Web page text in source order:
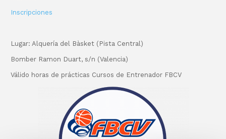
Inscripciones
Lugar: Alquería del Bàsket (Pista Central)
Bomber Ramon Duart, s/n (Valencia)
Válido horas de prácticas Cursos de Entrenador FBCV